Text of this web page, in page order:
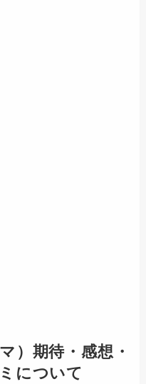
）期待・感想・
について